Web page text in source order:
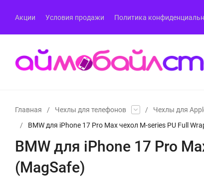
Акции Условия продажи Политика
Главная / Чехлы для телефонов / Чехлы для
/
BMW для iPhone 17 Pro Max чехол M-series PU Full
BMW для iPhone 17 Pro
(MagSafe)